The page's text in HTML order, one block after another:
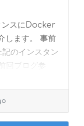
スにDocker
します。 事前
のインスタン
回ブログ参